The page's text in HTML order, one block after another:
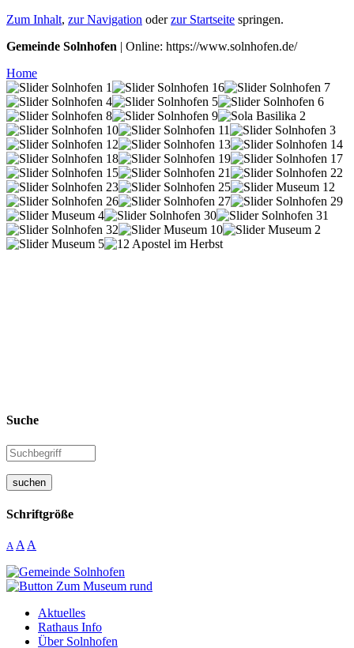
Zum Inhalt, zur Navigation oderzur Startseite springen.
Gemeinde Solnhofen | Online: https://www.solnhofen.de/
Home
Suche
suchen
Schriftgröße
A A A
Aktuelles
Rathaus Info
Über Solnhofen